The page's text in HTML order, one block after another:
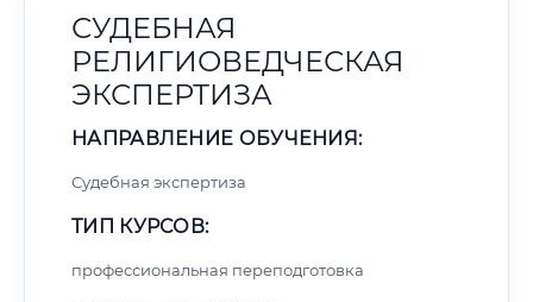
СУДЕБНАЯ
РЕЛИГИОВЕДЧЕСКАЯ
ЭКСПЕРТИЗА
НАПРАВЛЕНИЕ ОБУЧЕНИЯ:
Судебная экспертиза
ТИП КУРСОВ:
профессиональная переподготовка